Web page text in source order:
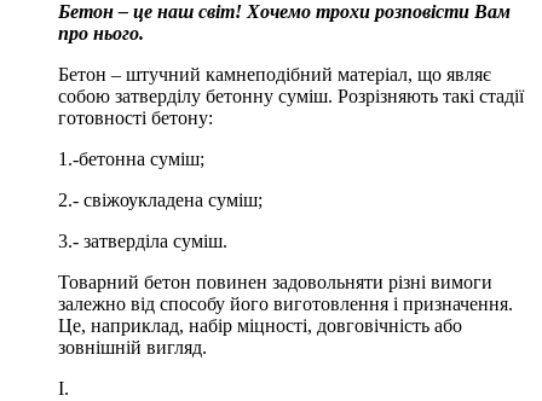
Бетон – це наш світ! Хочемо трохи розповісти Вам
про нього.
Бетон – штучний камнеподібний матеріал, що являє
собою затверділу бетонну суміш. Розрізняють такі стадії
готовності бетону:
1.-бетонна суміш;
2.- свіжоукладена суміш;
3.- затверділа суміш.
Товарний бетон повинен задовольняти різні вимоги
залежно від способу його виготовлення і призначення.
Це, наприклад, набір міцності, довговічність або
зовнішній вигляд.
I.